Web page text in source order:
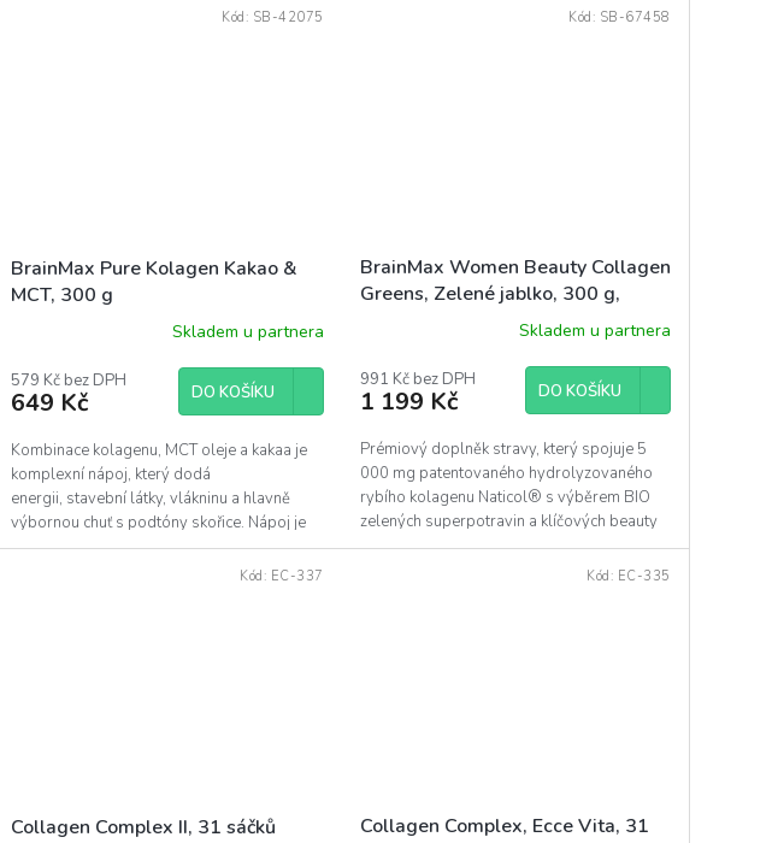
BrainMax Pure Kolagen Kakao &
MCT, 300 g
Skladem u partnera
579 Kč bez DPH
649 Kč DO KOŠÍKU
Kombinace kolagenu, MCT oleje a kakaa je
komplexní nápoj, který dodá
energii, stavební látky, vlákninu a hlavně
výbornou chuť s podtóny skořice. Nápoj je
ideální pomocník do...
Kód: SB-42075
BrainMax Women Beauty Collagen
Greens, Zelené jablko, 300 g,
Skladem u partnera
991 Kč bez DPH
1 199 Kč DO KOŠÍKU
Prémiový doplněk stravy, který spojuje 5
000 mg patentovaného hydrolyzovaného
rybího kolagenu Naticol® s výběrem BIO
zelených superpotravin a klíčových beauty
složek.
Kód: SB-67458
Collagen Complex II, 31 sáčků
Kód: EC-337
Collagen Complex, Ecce Vita, 31
Kód: EC-335